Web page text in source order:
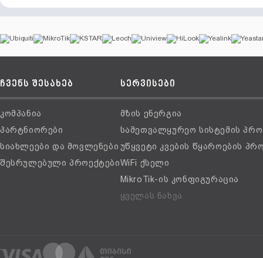
ჩვენს შესახებ
კომპანია
პარტნიორები
სიახლეები და მოვლენები
შესრულებული პროექტები
სერვისები
მზის ენერგია
სამეთვალყურეო სისტემის
უწყვეტი კვების წყაროების
WiFi ქსელი
MikroTik-ის კონფიგურაცია
ყველას ნახვა